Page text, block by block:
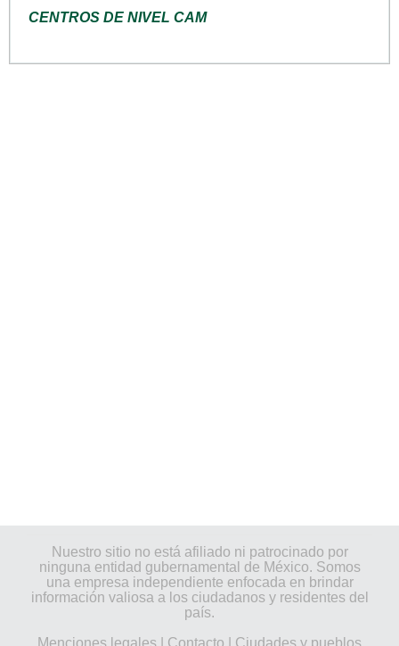
CENTROS DE NIVEL CAM
Nuestro sitio no está afiliado ni patrocinado por
ninguna entidad gubernamental de México. Somos
una empresa independiente enfocada en brindar
información valiosa a los ciudadanos y residentes del
país.